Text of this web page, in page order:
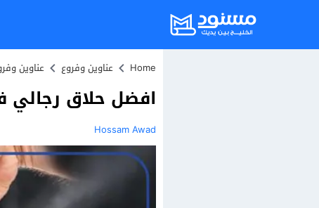
Home عناوين وفروع عناوين
افضل حلاق رجالي في الكويت
Hossam Awad